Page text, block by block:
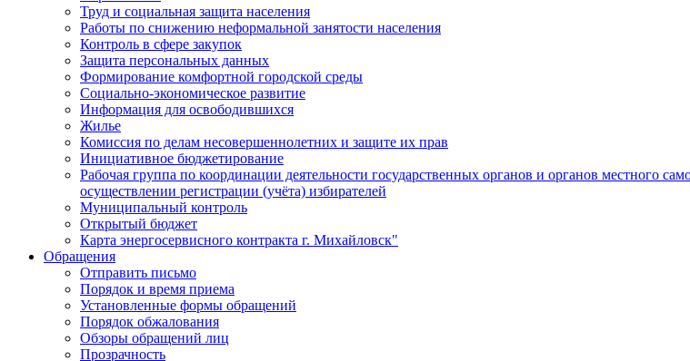
Труд и социальная защита населения
Работы по снижению неформальной занятости населения
Контроль в сфере закупок
Защита персональных данных
Формирование комфортной городской среды
Социально-экономическое развитие
Информация для освободившихся
Жилье
Комиссия по делам несовершеннолетних и защите их прав
Инициативное бюджетирование
Рабочая группа по координации деятельности государственных органов и органов местного
осуществлении регистрации (учёта) избирателей
Муниципальный контроль
Открытый бюджет
Карта энергосервисного контракта г. Михайловск"
Обращения
Отправить письмо
Порядок и время приема
Установленные формы обращений
Порядок обжалования
Обзоры обращений лиц
Прозрачность